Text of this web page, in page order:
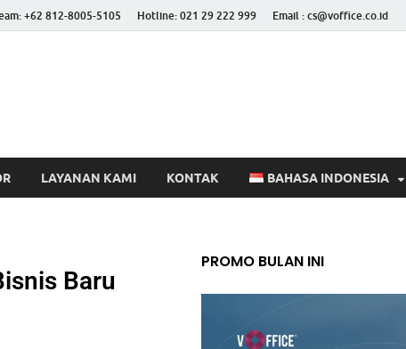
+62 812-8005-5105 Hotline: 021 29 222 999 Email : cs@voffice.co.id
LAYANAN KAMI KONTAK BAHASA INDONESIA
Baru
PROMO BULAN INI